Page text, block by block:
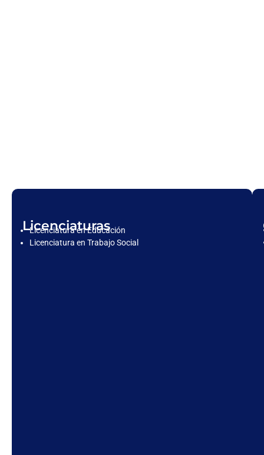
Licenciaturas
Licenciatura en Educación
Licenciatura en Trabajo Social